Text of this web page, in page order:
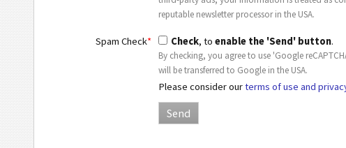
reputable newsletter processor in the USA.
Spam Check* Check, to enable the 'Send' button.
By checking, you agree to use 'Google
will be transferred to Google in the USA.
Please consider ourterms of use and